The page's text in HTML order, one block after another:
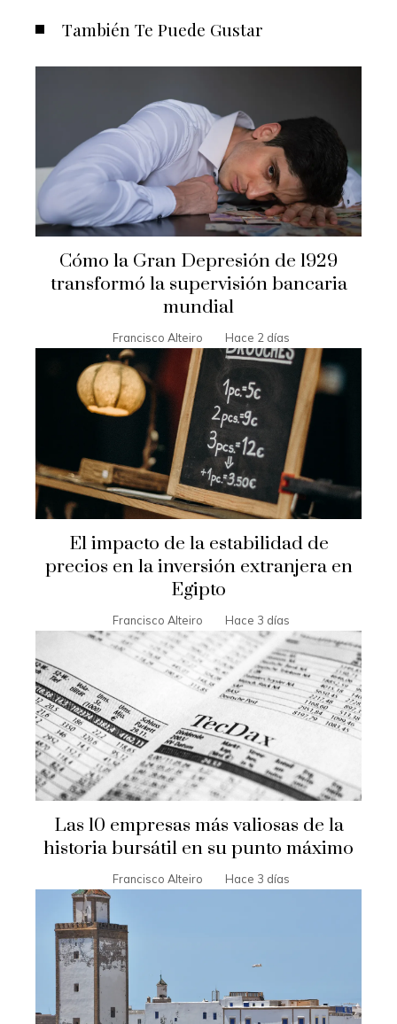
También Te Puede Gustar
Cómo la Gran Depresión de 1929
transformó la supervisión bancaria
mundial
Francisco Alteiro Hace 2 días
El impacto de la estabilidad de
precios en la inversión extranjera en
Egipto
Francisco Alteiro Hace 3 días
Las 10 empresas más valiosas de la
historia bursátil en su punto máximo
Francisco Alteiro Hace 3 días